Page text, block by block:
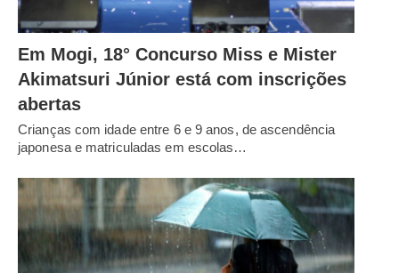
Em Mogi, 18° Concurso Miss e Mister
Akimatsuri Júnior está com inscrições
abertas
Crianças com idade entre 6 e 9 anos, de ascendência
japonesa e matriculadas em escolas…